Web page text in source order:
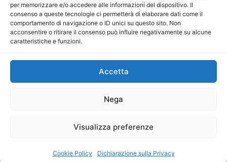
per memorizzare e/o accedere alle informazioni del dispositivo. Il
consenso a queste tecnologie ci permetterà di elaborare dati come il
comportamento di navigazione o ID unici su questo sito. Non
acconsentire o ritirare il consenso può influire negativamente su alcune
caratteristiche e funzioni.
Accetta
Nega
Visualizza preferenze
Cookie Policy Dichiarazione sulla Privacy
Direttore Editoriale: Maurizio Scaglione
Direttore Responsabile: Maria Calabrese
P.IVA: 06334930820
Mercurio Comunicazione Società Cooperativa a r.l. è
iscritta al Registro degli Operatori di Comunicazione al
Sito gestito daLa Digitale srl–info@ladigitale.it